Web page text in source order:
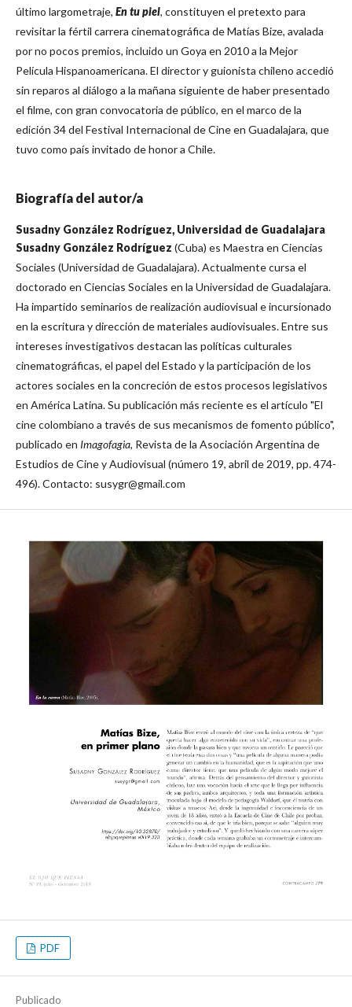
último largometraje, En tu piel, constituyen el pretexto para
revisitar la fértil carrera cinematográfica de Matías Bize, avalada
por no pocos premios, incluido un Goya en 2010 a la Mejor
Película Hispanoamericana. El director y guionista chileno accedió
sin reparos al diálogo a la mañana siguiente de haber presentado
el filme, con gran convocatoria de público, en el marco de la
edición 34 del Festival Internacional de Cine en Guadalajara, que
tuvo como país invitado de honor a Chile.
Biografía del autor/a
Susadny González Rodríguez, Universidad de Guadalajara
Susadny González Rodríguez (Cuba) es Maestra en Ciencias
Sociales (Universidad de Guadalajara). Actualmente cursa el
doctorado en Ciencias Sociales en la Universidad de Guadalajara.
Ha impartido seminarios de realización audiovisual e incursionado
en la escritura y dirección de materiales audiovisuales. Entre sus
intereses investigativos destacan las políticas culturales
cinematográficas, el papel del Estado y la participación de los
actores sociales en la concreción de estos procesos legislativos
en América Latina. Su publicación más reciente es el artículo "El
cine colombiano a través de sus mecanismos de fomento público",
publicado en Imagofagia, Revista de la Asociación Argentina de
Estudios de Cine y Audiovisual (número 19, abril de 2019, pp. 474-
496). Contacto: susygr@gmail.com
PDF
Publicado